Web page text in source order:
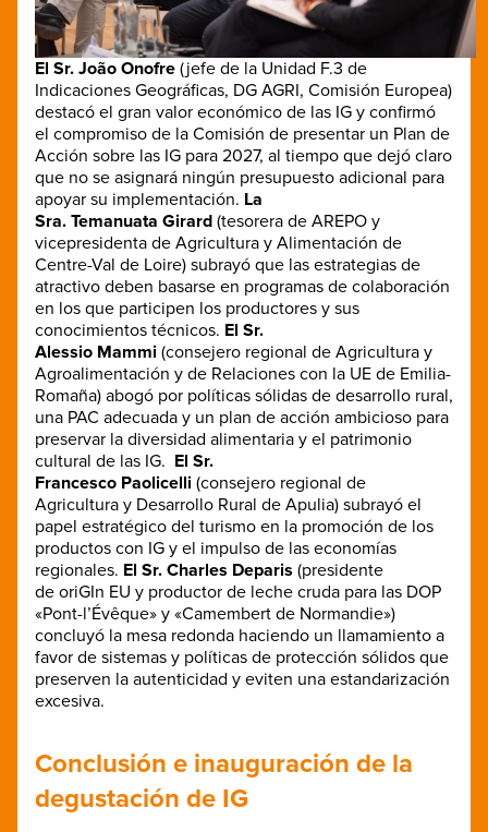
El Sr. João Onofre (jefe de la Unidad F.3 de
Indicaciones Geográficas, DG AGRI, Comisión Europea)
destacó el gran valor económico de las IG y confirmó
el compromiso de la Comisión de presentar un Plan de
Acción sobre las IG para 2027, al tiempo que dejó claro
que no se asignará ningún presupuesto adicional para
apoyar su implementación. La
Sra. Temanuata Girard (tesorera de AREPO y
vicepresidenta de Agricultura y Alimentación de
Centre-Val de Loire) subrayó que las estrategias de
atractivo deben basarse en programas de colaboración
en los que participen los productores y sus
conocimientos técnicos. El Sr.
Alessio Mammi (consejero regional de Agricultura y
Agroalimentación y de Relaciones con la UE de Emilia-
Romaña) abogó por políticas sólidas de desarrollo rural,
una PAC adecuada y un plan de acción ambicioso para
preservar la diversidad alimentaria y el patrimonio
cultural de las IG. El Sr.
Francesco Paolicelli (consejero regional de
Agricultura y Desarrollo Rural de Apulia) subrayó el
papel estratégico del turismo en la promoción de los
productos con IG y el impulso de las economías
regionales. El Sr. Charles Deparis (presidente
de oriGIn EU y productor de leche cruda para las DOP
«Pont-l’Évêque» y «Camembert de Normandie»)
concluyó la mesa redonda haciendo un llamamiento a
favor de sistemas y políticas de protección sólidos que
preserven la autenticidad y eviten una estandarización
excesiva.
Conclusión e inauguración de la
degustación de IG